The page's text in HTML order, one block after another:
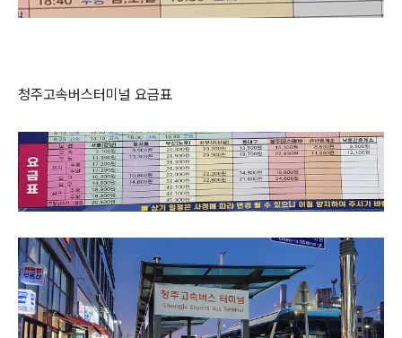
청주고속버스터미널 요금표